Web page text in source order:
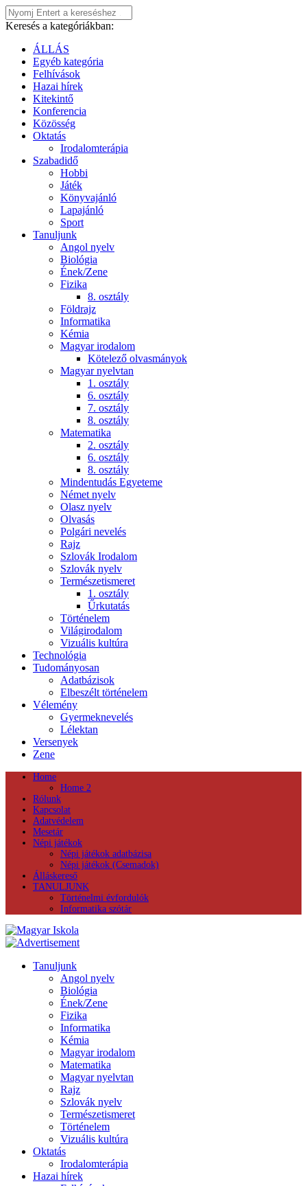
Keresés a kategóriákban:
ÁLLÁS
Egyéb kategória
Felhívások
Hazai hírek
Kitekintő
Konferencia
Közösség
Oktatás
Irodalomterápia
Szabadidő
Hobbi
Játék
Könyvajánló
Lapajánló
Sport
Tanuljunk
Angol nyelv
Biológia
Ének/Zene
Fizika
8. osztály
Földrajz
Informatika
Kémia
Magyar irodalom
Kötelező olvasmányok
Magyar nyelvtan
1. osztály
6. osztály
7. osztály
8. osztály
Matematika
2. osztály
6. osztály
8. osztály
Mindentudás Egyeteme
Német nyelv
Olasz nyelv
Olvasás
Polgári nevelés
Rajz
Szlovák Irodalom
Szlovák nyelv
Természetismeret
1. osztály
Űrkutatás
Történelem
Világirodalom
Vizuális kultúra
Technológia
Tudományosan
Adatbázisok
Elbeszélt történelem
Vélemény
Gyermeknevelés
Lélektan
Versenyek
Zene
Home
Home 2
Rólunk
Kapcsolat
Adatvédelem
Mesetár
Népi játékok
Népi játékok adatbázisa
Népi játékok (Csemadok)
Álláskereső
TANULJUNK
Történelmi évfordulók
Informatika szótár
Tanuljunk
Angol nyelv
Biológia
Ének/Zene
Fizika
Informatika
Kémia
Magyar irodalom
Matematika
Magyar nyelvtan
Rajz
Szlovák nyelv
Természetismeret
Történelem
Vizuális kultúra
Oktatás
Irodalomterápia
Hazai hírek